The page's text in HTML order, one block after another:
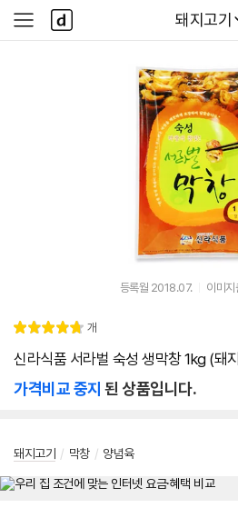
다나와
돼지고기
사
이
다
나
와
등록월 2018.07. 이미지
별
4.
리
개
신라식품 서라벌 숙성 생막창 1kg (돼
가격비교 중지 된 상품입니다.
돼지고기 / 막창 / 양념육